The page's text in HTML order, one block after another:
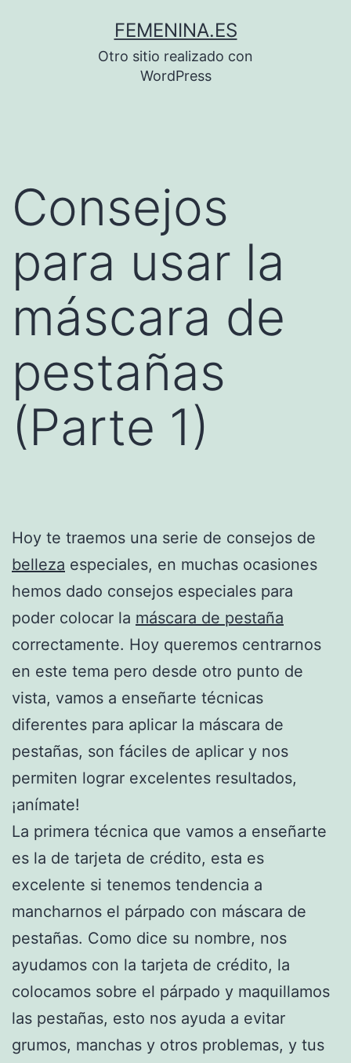
FEMENINA.ES
Otro sitio realizado con
WordPress
Consejos
para usar la
máscara de
pestañas
(Parte 1)
Hoy te traemos una serie de consejos de
belleza especiales, en muchas ocasiones
hemos dado consejos especiales para
poder colocar la máscara de pestaña
correctamente. Hoy queremos centrarnos
en este tema pero desde otro punto de
vista, vamos a enseñarte técnicas
diferentes para aplicar la máscara de
pestañas, son fáciles de aplicar y nos
permiten lograr excelentes resultados,
¡anímate!
La primera técnica que vamos a enseñarte
es la de tarjeta de crédito, esta es
excelente si tenemos tendencia a
mancharnos el párpado con máscara de
pestañas. Como dice su nombre, nos
ayudamos con la tarjeta de crédito, la
colocamos sobre el párpado y maquillamos
las pestañas, esto nos ayuda a evitar
grumos, manchas y otros problemas, y tus